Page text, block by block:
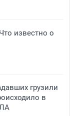
известно о
грузили
в